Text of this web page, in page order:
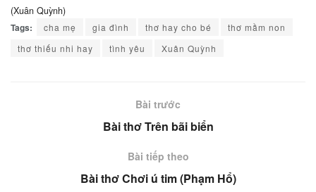
(Xuân Quỳnh)
Tags:
cha mẹ gia đình thơ hay cho bé
thơ mầm non
thơ thiếu nhi hay
tình yêu Xuân Quỳnh
Bài trước
Bài thơ Trên bãi biển
Bài tiếp theo
Bài thơ Chơi ú tim (Phạm Hổ)